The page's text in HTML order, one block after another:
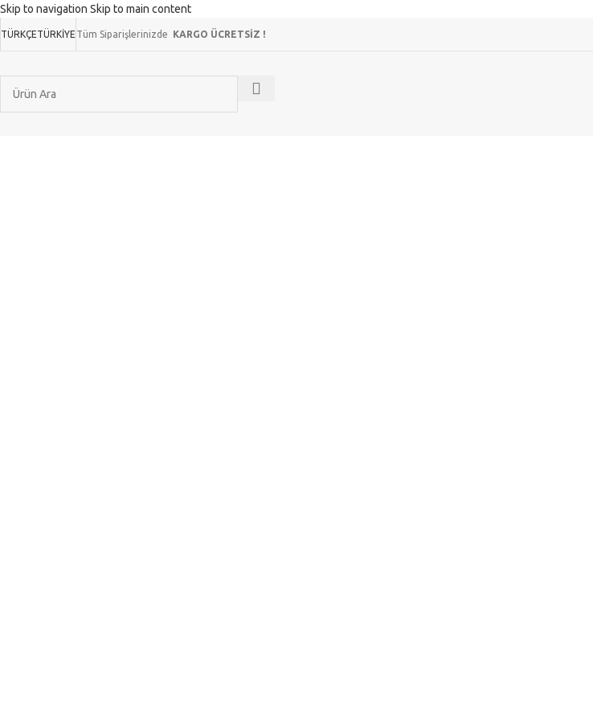
Skip to navigation Skip to main content
TÜRKÇETÜRKIYE Tüm Siparişlerinizde KARGO ÜCRETSİZ !